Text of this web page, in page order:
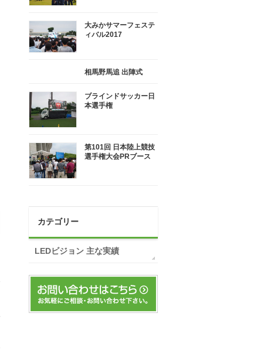
大みかサマーフェステ
ィバル2017
相馬野馬追 出陣式
ブラインドサッカー日
本選手権
第101回 日本陸上競技
選手権大会PRブース
カテゴリー
LEDビジョン 主な実績